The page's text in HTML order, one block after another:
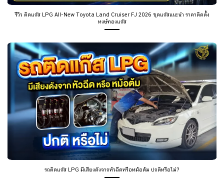
รีวิว ติดแก๊ส LPG All-New Toyota Land Cruiser FJ 2026 ชุดแก๊สแนะนำ ราคาติดตั้ง
หงษ์ทองแก๊ส
รถติดแก๊ส LPG มีเสียงดังจากหัวฉีดหรือหม้อต้ม ปกติหรือไม่?